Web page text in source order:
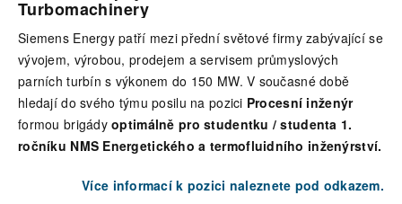
Turbomachinery
Siemens Energy patří mezi přední světové firmy zabývající se
vývojem, výrobou, prodejem a servisem průmyslových
parních turbín s výkonem do 150 MW. V současné době
hledají do svého týmu posilu na pozici Procesní inženýr
formou brigádyoptimálně pro studentku / studenta 1.
ročníku NMS Energetického a termofluidního inženýrství.
Více informací k pozici naleznete pod odkazem.